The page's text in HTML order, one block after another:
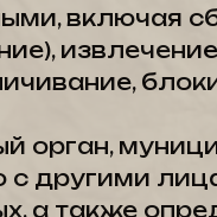
включая
орган,
с другими
а также